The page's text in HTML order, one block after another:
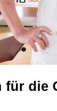
für die